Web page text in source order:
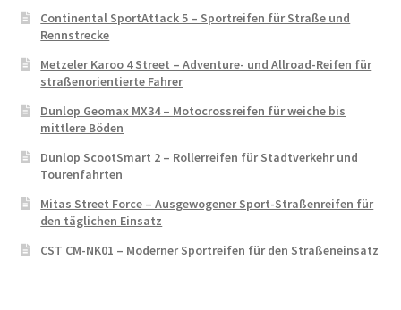
Continental SportAttack 5 – Sportreifen für Straße und
Rennstrecke
Metzeler Karoo 4 Street – Adventure- und Allroad-Reifen für
straßenorientierte Fahrer
Dunlop Geomax MX34 – Motocrossreifen für weiche bis
mittlere Böden
Dunlop ScootSmart 2 – Rollerreifen für Stadtverkehr und
Tourenfahrten
Mitas Street Force – Ausgewogener Sport-Straßenreifen für
den täglichen Einsatz
CST CM-NK01 – Moderner Sportreifen für den Straßeneinsatz